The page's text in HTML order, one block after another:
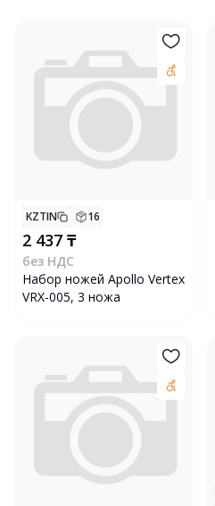
KZTIN 16
2 437 ₸
без НДС
Набор ножей Apollo Vertex
VRX-005, 3 ножа